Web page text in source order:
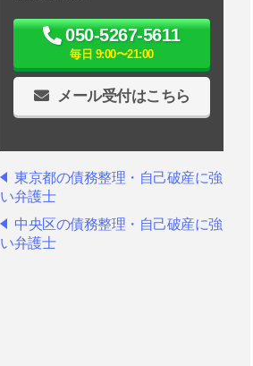
050-5267-5611
毎日 9:00〜21:00
メール受付はこちら
東京都の債務整理・自己破産に強
い弁護士
中央区の債務整理・自己破産に強
い弁護士